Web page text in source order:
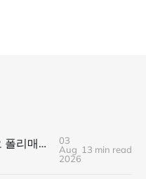
바람 매거진 7월호_네오 폴리매스 : 명함 한 줄에 갇히지 않는 사람들
03
Aug
2026
13 min read